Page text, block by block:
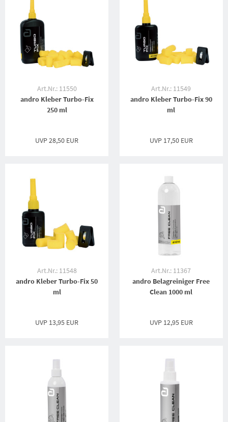
Art.Nr.: 11550
andro Kleber Turbo-Fix
250 ml
UVP28,50 EUR
Art.Nr.: 11549
andro Kleber Turbo-Fix 90
ml
UVP 17,50 EUR
Art.Nr.: 11548
andro Kleber Turbo-Fix 50
ml
UVP 13,95 EUR
Art.Nr.: 11367
andro Belagreiniger Free
Clean 1000 ml
UVP 12,95 EUR